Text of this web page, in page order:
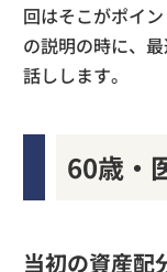
回はそこがポイ
の説明の時に、
話しします。
60歳・
当初の資産配